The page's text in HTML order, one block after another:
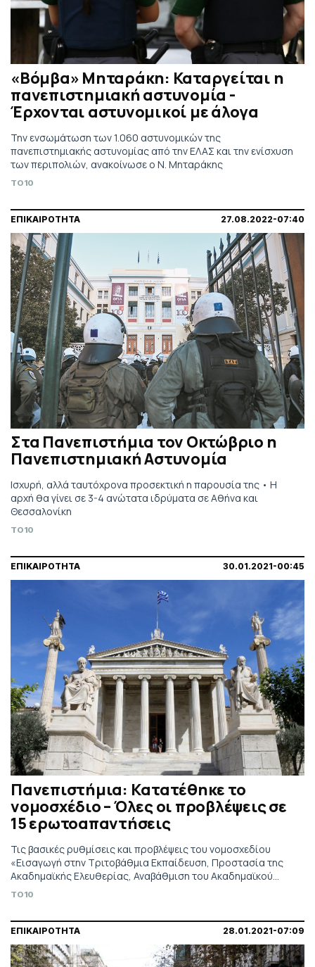
«Βόμβα» Μηταράκη: Καταργείται η
πανεπιστημιακή αστυνομία -
Έρχονται αστυνομικοί με άλογα
Την ενσωμάτωση των 1.060 αστυνομικών της
πανεπιστημιακής αστυνομίας από την ΕΛΑΣ και την ενίσχυση
των περιπολιών, ανακοίνωσε ο Ν. Μηταράκης
TO10
ΕΠΙΚΑΙΡΟΤΗΤΑ 27.08.2022-07:40
Στα Πανεπιστήμια τον Οκτώβριο η
Πανεπιστημιακή Αστυνομία
Ισχυρή, αλλά ταυτόχρονα προσεκτική η παρουσία της • Η
αρχή θα γίνει σε 3-4 ανώτατα ιδρύματα σε Αθήνα και
Θεσσαλονίκη
TO10
ΕΠΙΚΑΙΡΟΤΗΤΑ 30.01.2021-00:45
Πανεπιστήμια: Kατατέθηκε το
νομοσχέδιο – Όλες οι προβλέψεις σε
15 ερωτοαπαντήσεις
Τις βασικές ρυθμίσεις και προβλέψεις του νομοσχεδίου
«Εισαγωγή στην Τριτοβάθμια Εκπαίδευση, Προστασία της
Ακαδημαϊκής Ελευθερίας, Αναβάθμιση του Ακαδημαϊκού
Περιβάλλοντος και άλλες διατάξεις» μέσα από 15
TO10
ΕΠΙΚΑΙΡΟΤΗΤΑ 28.01.2021-07:09